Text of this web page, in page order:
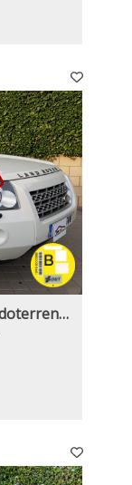
Land Rover Freelander 5p 2G todoterreno 2.2 XSTd4 4X4 160Cv